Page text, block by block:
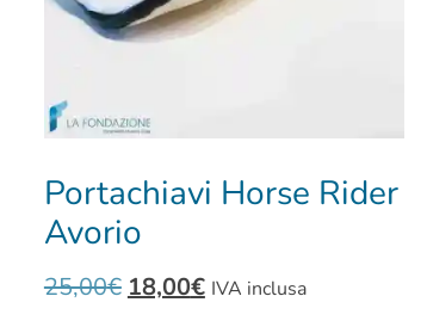
Portachiavi Horse Rider
Avorio
25,00€ 18,00€ IVA inclusa